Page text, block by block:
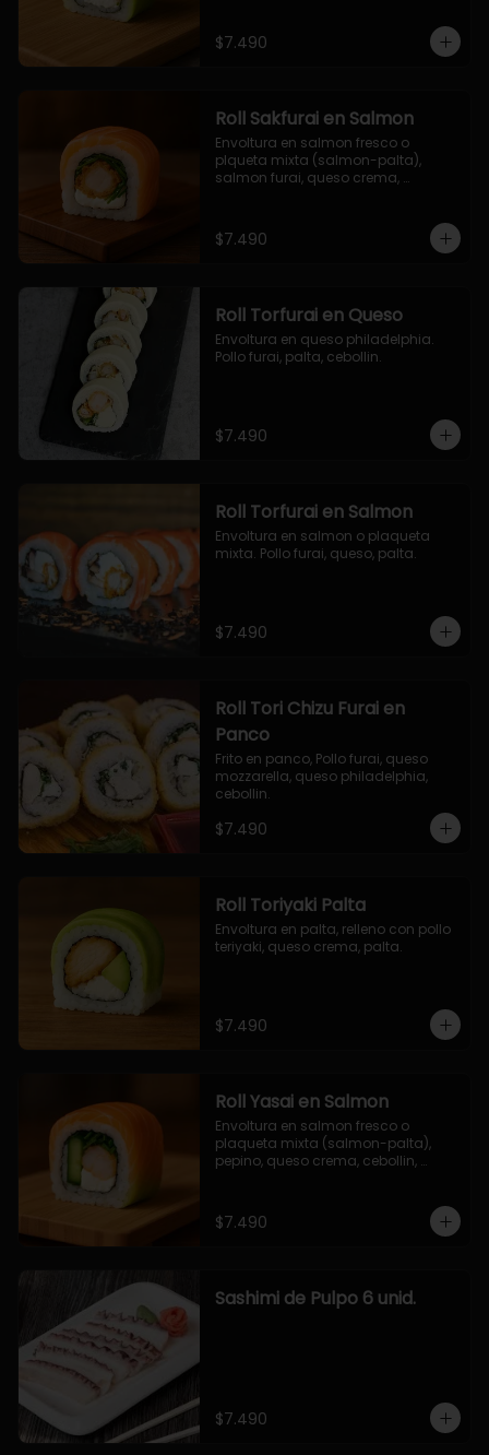
$7.490
Roll Sakfurai en Salmon
Envoltura en salmon fresco o
plqueta mixta (salmon-palta),
salmon furai, queso crema,
$7.490
Roll Torfurai en Queso
Envoltura en queso philadelphia.
Pollo furai, palta, cebollin.
$7.490
Roll Torfurai en Salmon
Envoltura en salmon o plaqueta
mixta. Pollo furai, queso, palta.
$7.490
Roll Tori Chizu Furai en
Panco
Frito en panco, Pollo furai, queso
mozzarella, queso philadelphia,
cebollin.
$7.490
Roll Toriyaki Palta
Envoltura en palta, relleno con pollo
teriyaki, queso crema, palta.
$7.490
Roll Yasai en Salmon
Envoltura en salmon fresco o
plaqueta mixta (salmon-palta),
pepino, queso crema, cebollin,
$7.490
Sashimi de Pulpo 6 unid.
$7.490